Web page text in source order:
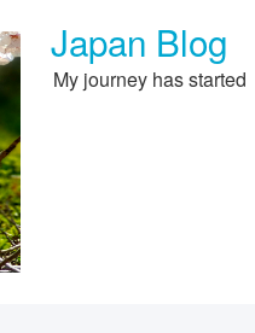
Japan Blog
My journey has started